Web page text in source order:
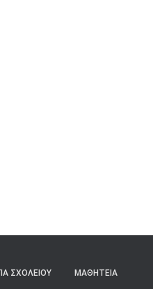
ΣΧΟΛΕΊΟΥ ΜΑΘΗΤΕΊΑ